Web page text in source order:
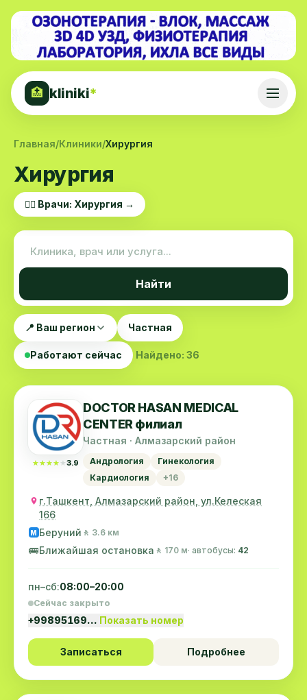
🏥 kliniki*
Главная/Клиники/Хирургия
Хирургия
👨‍⚕️ Врачи: Хирургия →
Найти
📍 Ваш регион Частная
Работают сейчас Найдено: 36
★★★★★
★★★★★3.9
DOCTOR HASAN MEDICAL
CENTER филиал
Частная · Алмазарский район
Андрология
Гинекология
Кардиология
+16
г.Ташкент, Алмазарский район, ул.Келеская
166
M Беруний 🚶 3.6 км
🚌Ближайшая остановка 🚶 170 м· автобусы: 42
пн–сб:08:00–20:00
Сейчас закрыто
+99895169… Показать номер
Записаться Подробнее